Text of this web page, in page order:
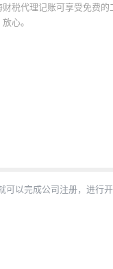
财税代理记账可享受免费的
心。
以完成公司注册，进行开